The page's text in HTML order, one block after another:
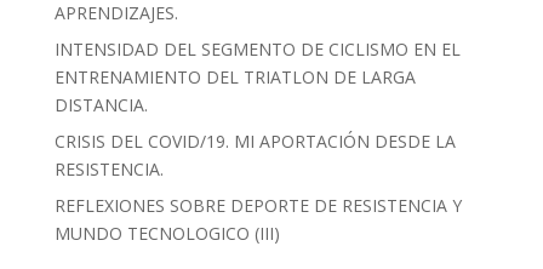
APRENDIZAJES.
INTENSIDAD DEL SEGMENTO DE CICLISMO EN EL
ENTRENAMIENTO DEL TRIATLON DE LARGA
DISTANCIA.
CRISIS DEL COVID/19. MI APORTACIÓN DESDE LA
RESISTENCIA.
REFLEXIONES SOBRE DEPORTE DE RESISTENCIA Y
MUNDO TECNOLOGICO (III)